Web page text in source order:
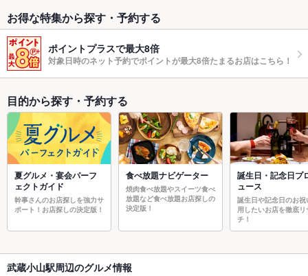
お得な特集から探す・予約する
ポイントプラスで最大8倍
対象日時のネット予約でポイントが最大8倍たまるお店はこちら！
目的から探す・予約する
夏グルメ・宴会パーフ
ェクトガイド
幹事さんのお店探しを強力サ
ポート！お店探しの決定版！
食べ放題ナビゲーター
焼肉食べ放題やスイーツ食べ
放題など食べ放題お店探しの
決定版！
誕生日・記念日プ
ュース
誕生日や記念日のお祝
用したいお店を徹底リ
チ！
武蔵小山駅周辺のグルメ情報